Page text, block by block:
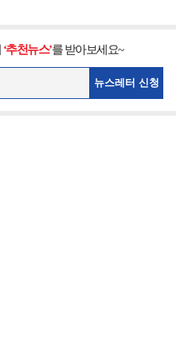
‘추천뉴스’를 받아보세요~
뉴스레터 신청